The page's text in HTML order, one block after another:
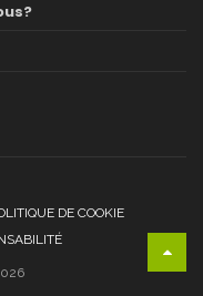
DE COOKIE